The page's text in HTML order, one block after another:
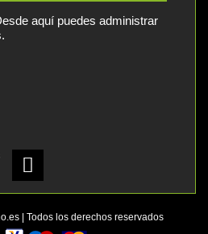
aquí puedes administrar
| Todos los derechos reservados